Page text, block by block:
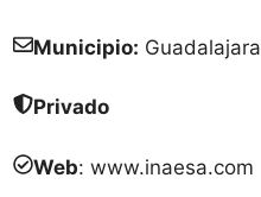
Municipio: Guadalajara
Privado
Web: www.inaesa.com